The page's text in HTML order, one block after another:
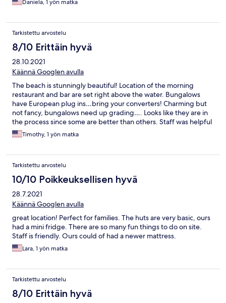
wasn't clean that I couldn't see. In the time of Covid-19 I would
but restaurant staff were impolite to say the lease...as if we were
a nuisance. Bar and restaurant were all closed by 9pm so no
after dinner drinks or much going on. With a little work this
could be a great place. Location is the best though!
Daniela, 1 yön matka
Tarkistettu arvostelu
8/10 Erittäin hyvä
28.10.2021
Käännä Googlen avulla
The beach is stunningly beautiful! Location of the morning
restaurant and bar are set right above the water. Bungalows
have European plug ins…bring your converters! Charming but
not fancy, bungalows need up grading…. Looks like they are in
the process since some are better than others. Staff was helpful
and nice speaking English and French well. I would recommend
this resort to my more adventurous traveler friends.
Timothy, 1 yön matka
Tarkistettu arvostelu
10/10 Poikkeuksellisen hyvä
28.7.2021
Käännä Googlen avulla
great location! Perfect for families. The huts are very basic, ours
had a mini fridge. There are so many fun things to do on site.
Staff is friendly. Ours could of had a newer mattress.
Lara, 1 yön matka
Tarkistettu arvostelu
8/10 Erittäin hyvä